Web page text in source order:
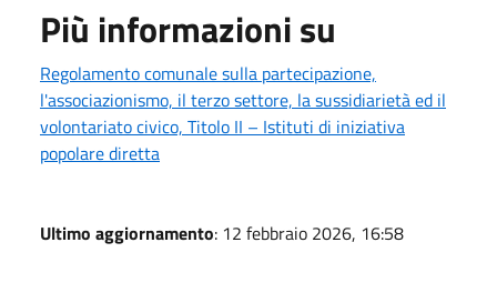
Più informazioni su
Regolamento comunale sulla partecipazione,
l'associazionismo, il terzo settore, la sussidiarietà ed il
volontariato civico, Titolo II – Istituti di iniziativa
popolare diretta
Ultimo aggiornamento: 12 febbraio 2026, 16:58